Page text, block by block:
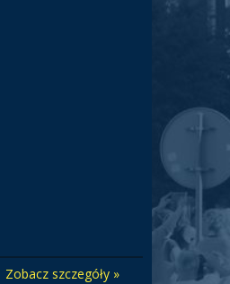
Zobacz szczegóły »